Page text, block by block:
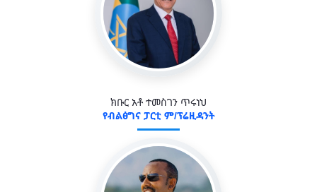
ክቡር አቶ ተመስገን ጥሩነህ
የብልፅግና ፓርቲ ም/ፕሬዚዳንት